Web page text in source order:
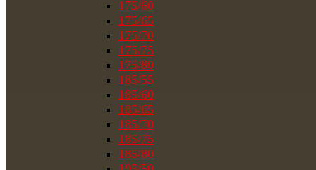
175/60
175/65
175/70
175/75
175/80
185/55
185/60
185/65
185/70
185/75
185/80